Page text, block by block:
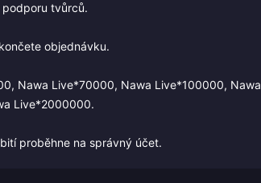
tvůrců.
objednávku.
Nawa Live*70000, Nawa Live*100000, Nawa
Live*2000000.
proběhne na správný účet.